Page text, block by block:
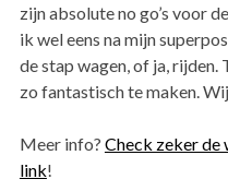
zijn absolute no go’s voor
ik wel eens na mijn
de stap wagen, of ja, rijden.
zo fantastisch te maken.
Meer info? Check zeker de
link!